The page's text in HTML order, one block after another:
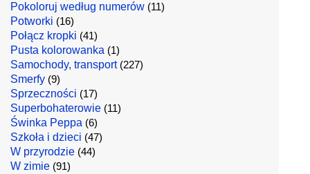
Pokoloruj według numerów (11)
Potworki (16)
Połącz kropki (41)
Pusta kolorowanka (1)
Samochody, transport(227)
Smerfy (9)
Sprzeczności (17)
Superbohaterowie (11)
Świnka Peppa (6)
Szkoła i dzieci (47)
W przyrodzie (44)
W zimie (91)